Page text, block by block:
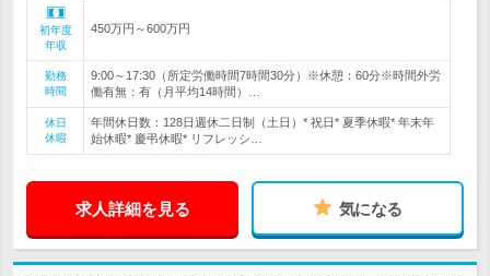
初年度
年収
450万円～600万円
勤務
時間
9:00～17:30（所定労働時間7時間30分）※休憩：60分※時間外労
働有無：有（月平均14時間）…
休日
休暇
年間休日数：128日週休二日制（土日）* 祝日* 夏季休暇* 年末年
始休暇* 慶弔休暇* リフレッシ…
求人詳細を見る 気になる